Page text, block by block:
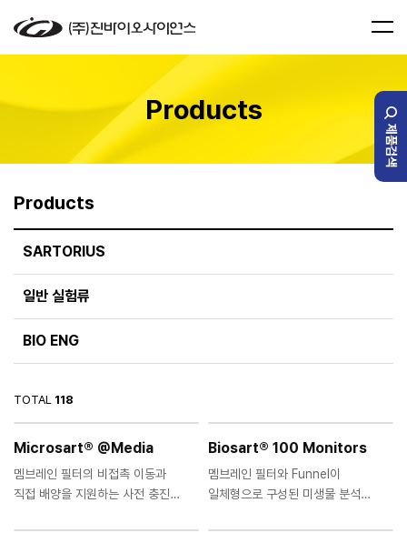
제품검색
Products
Products
SARTORIUS
일반 실험류
BIO ENG
TOTAL 118
Microsart® @Media
멤브레인 필터의 비접촉 이동과
직접 배양을 지원하는 사전 충진형
Biosart® 100 Monitors
멤브레인 필터와 Funnel이
일체형으로 구성된 미생물 분석용